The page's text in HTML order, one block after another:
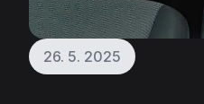
26. 5. 2025